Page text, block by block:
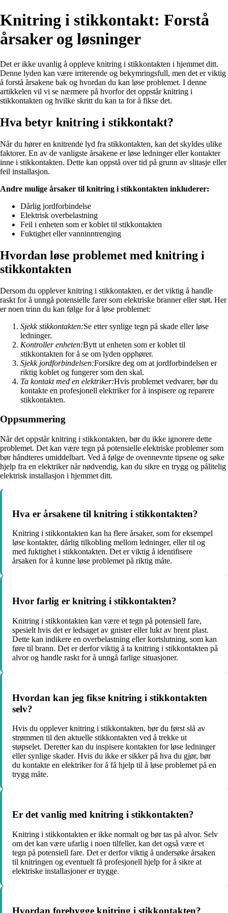
Knitring i stikkontakt: Forstå
årsaker og løsninger
Det er ikke uvanlig å oppleve knitring i stikkontakten i hjemmet ditt.
Denne lyden kan være irriterende og bekymringsfull, men det er viktig
å forstå årsakene bak og hvordan du kan løse problemet. I denne
artikkelen vil vi se nærmere på hvorfor det oppstår knitring i
stikkontakten og hvilke skritt du kan ta for å fikse det.
Hva betyr knitring i stikkontakt?
Når du hører en knitrende lyd fra stikkontakten, kan det skyldes ulike
faktorer. En av de vanligste årsakene er løse ledninger eller kontakter
inne i stikkontakten. Dette kan oppstå over tid på grunn av slitasje eller
feil installasjon.
Andre mulige årsaker til knitring i stikkontakten inkluderer:
Dårlig jordforbindelse
Elektrisk overbelastning
Feil i enheten som er koblet til stikkontakten
Fuktighet eller vanninntrenging
Hvordan løse problemet med knitring i
stikkontakten
Dersom du opplever knitring i stikkontakten, er det viktig å handle
raskt for å unngå potensielle farer som elektriske branner eller støt. Her
er noen trinn du kan følge for å løse problemet:
Sjekk stikkontakten:Se etter synlige tegn på skade eller løse
ledninger.
Kontroller enheten:Bytt ut enheten som er koblet til
stikkontakten for å se om lyden opphører.
Sjekk jordforbindelsen:Forsikre deg om at jordforbindelsen er
riktig koblet og fungerer som den skal.
Ta kontakt med en elektriker:Hvis problemet vedvarer, bør du
kontakte en profesjonell elektriker for å inspisere og reparere
stikkontakten.
Oppsummering
Når det oppstår knitring i stikkontakten, bør du ikke ignorere dette
problemet. Det kan være tegn på potensielle elektriske problemer som
bør håndteres umiddelbart. Ved å følge de ovennevnte tipsene og søke
hjelp fra en elektriker når nødvendig, kan du sikre en trygg og pålitelig
elektrisk installasjon i hjemmet ditt.
Hva er årsakene til knitring i stikkontakten?
Knitring i stikkontakten kan ha flere årsaker, som for eksempel
løse kontakter, dårlig tilkobling mellom ledninger, eller til og
med fuktighet i stikkontakten. Det er viktig å identifisere
årsaken for å kunne løse problemet på riktig måte.
Hvor farlig er knitring i stikkontakten?
Knitring i stikkontakten kan være et tegn på potensiell fare,
spesielt hvis det er ledsaget av gnister eller lukt av brent plast.
Dette kan indikere en overbelastning eller kortslutning, som kan
føre til brann. Det er derfor viktig å ta knitring i stikkontakten på
alvor og handle raskt for å unngå farlige situasjoner.
Hvordan kan jeg fikse knitring i stikkontakten
selv?
Hvis du opplever knitring i stikkontakten, bør du først slå av
strømmen til den aktuelle stikkontakten ved å trekke ut
støpselet. Deretter kan du inspisere kontakten for løse ledninger
eller synlige skader. Hvis du ikke er sikker på hva du gjør, bør
du kontakte en elektriker for å få hjelp til å løse problemet på en
trygg måte.
Er det vanlig med knitring i stikkontakten?
Knitring i stikkontakten er ikke normalt og bør tas på alvor. Selv
om det kan være ufarlig i noen tilfeller, kan det også være et
tegn på potensiell fare. Det er derfor viktig å undersøke årsaken
til knitringen og eventuelt få profesjonell hjelp for å sikre at
elektriske installasjoner er trygge.